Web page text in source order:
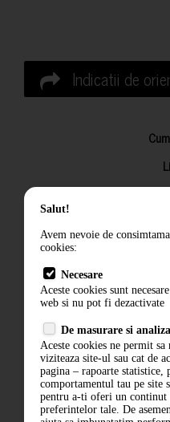
Indicatii de
Politica de
Salut!
Avem nevoie de
cookies:
Necesare
Aceste cookies sunt
web si nu pot fi dezactivate
De masurare si analiza
Aceste cookies ne permit
viziteaza site-ul sau cat de
pagina – rapoarte statistice,
comportamentul tau pe site
pentru a-ti oferi un continut
preferintelor tale. De